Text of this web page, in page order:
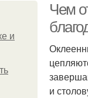
и
Чем
и